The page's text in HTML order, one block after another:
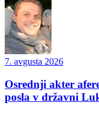
7. avgusta 2026
Osrednji akter
posla v državni